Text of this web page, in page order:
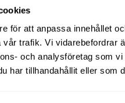
för att anpassa innehållet
trafik. Vi vidarebefordrar
och analysföretag som
har tillhandahållit eller som
you